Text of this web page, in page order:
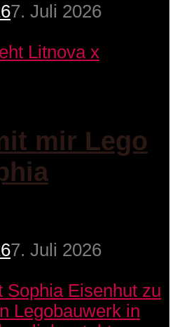
7. Juli 2026
mir Lego
7. Juli 2026